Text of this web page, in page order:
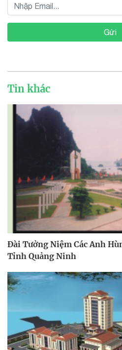
Gửi
Tin khác
Đài Tưởng Niệm Các Anh
Tỉnh Quảng Ninh